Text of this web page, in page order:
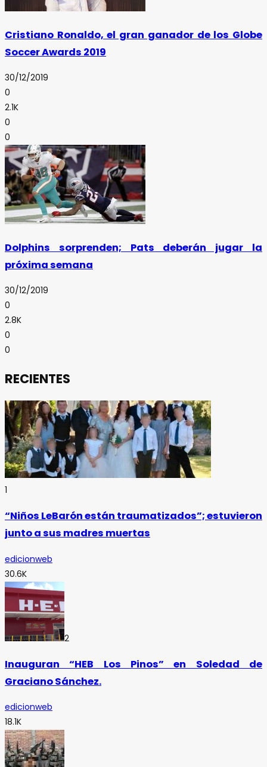
Cristiano Ronaldo, el gran ganador de los Globe
Soccer Awards 2019
30/12/2019
0
2.1K
0
0
Dolphins sorprenden; Pats deberán jugar la
próxima semana
30/12/2019
0
2.8K
0
0
RECIENTES
1
“Niños LeBarón están traumatizados”; estuvieron
junto a sus madres muertas
edicionweb
30.6K
2
Inauguran “HEB Los Pinos” en Soledad de
Graciano Sánchez.
edicionweb
18.1K